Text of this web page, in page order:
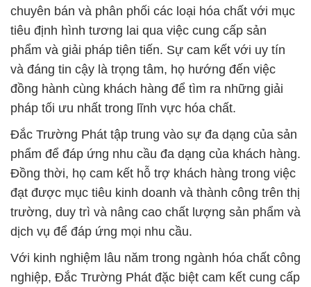
chuyên bán và phân phối các loại hóa chất với mục
tiêu định hình tương lai qua việc cung cấp sản
phẩm và giải pháp tiên tiến. Sự cam kết với uy tín
và đáng tin cậy là trọng tâm, họ hướng đến việc
đồng hành cùng khách hàng để tìm ra những giải
pháp tối ưu nhất trong lĩnh vực hóa chất.
Đắc Trường Phát tập trung vào sự đa dạng của sản
phẩm để đáp ứng nhu cầu đa dạng của khách hàng.
Đồng thời, họ cam kết hỗ trợ khách hàng trong việc
đạt được mục tiêu kinh doanh và thành công trên thị
trường, duy trì và nâng cao chất lượng sản phẩm và
dịch vụ để đáp ứng mọi nhu cầu.
Với kinh nghiệm lâu năm trong ngành hóa chất công
nghiệp, Đắc Trường Phát đặc biệt cam kết cung cấp